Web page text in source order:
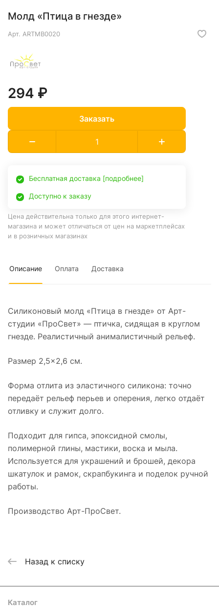
Молд «Птица в гнезде»
Арт. ARTMB0020
294 ₽
Заказать
Бесплатная доставка [подробнее]
Доступно к заказу
Цена действительна только для этого интернет-
магазина и может отличаться от цен на маркетплейсах
и в розничных магазинах
Описание Оплата Доставка
Силиконовый молд «Птица в гнезде» от Арт-
студии «ПроСвет» — птичка, сидящая в круглом
гнезде. Реалистичный анималистичный рельеф.
Размер 2,5×2,6 см.
Форма отлита из эластичного силикона: точно
передаёт рельеф перьев и оперения, легко отдаёт
отливку и служит долго.
Подходит для гипса, эпоксидной смолы,
полимерной глины, мастики, воска и мыла.
Используется для украшений и брошей, декора
шкатулок и рамок, скрапбукинга и поделок ручной
работы.
Производство Арт-ПроСвет.
Назад к списку
Каталог